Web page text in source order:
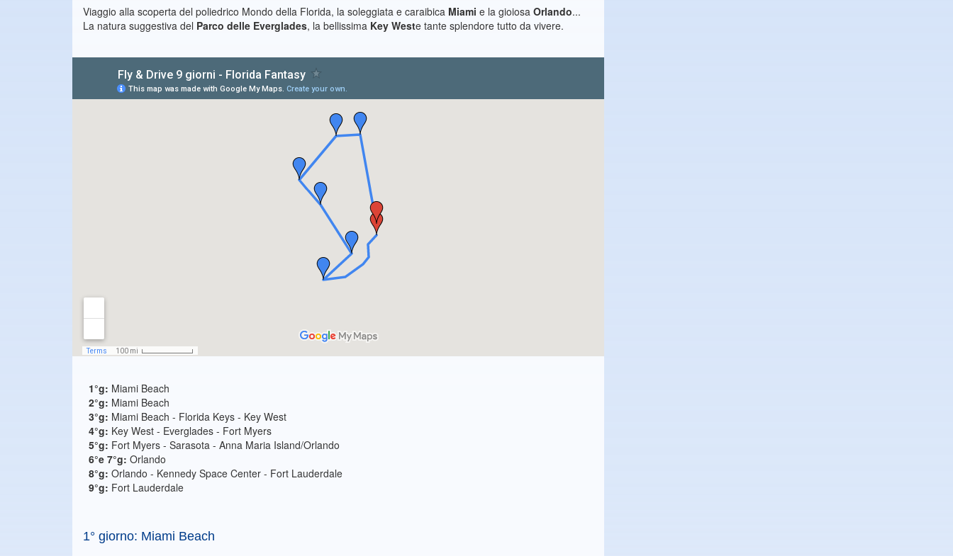
Viaggio alla scoperta del poliedrico Mondo della Florida, la soleggiata e caraibica Miami e la gioiosa Orlando...
La natura suggestiva del Parco delle Everglades, la bellissima Key Weste tante splendore tutto da vivere.
1°g: Miami Beach
2°g: Miami Beach
3°g: Miami Beach - Florida Keys - Key West
4°g: Key West - Everglades - Fort Myers
5°g: Fort Myers - Sarasota - Anna Maria Island/Orlando
6°e 7°g: Orlando
8°g: Orlando - Kennedy Space Center - Fort Lauderdale
9°g: Fort Lauderdale
1° giorno: Miami Beach